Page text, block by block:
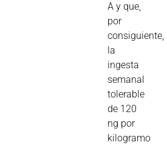
A y que,
por
consiguiente,
la
ingesta
semanal
tolerable
de 120
ng por
kilogramo